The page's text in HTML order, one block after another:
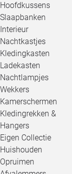
Hoofdkussens
Slaapbanken
Interieur
Nachtkastjes
Kledingkasten
Ladekasten
Nachtlampjes
Wekkers
Kamerschermen
Kledingrekken &
Hangers
Eigen Collectie
Huishouden
Opruimen